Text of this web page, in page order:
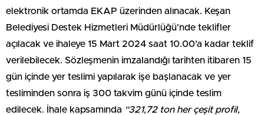
elektronik ortamda EKAP üzerinden alınacak. Keşan
Belediyesi Destek Hizmetleri Müdürlüğü’nde teklifler
açılacak ve ihaleye 15 Mart 2024 saat 10.00’a kadar teklif
verilebilecek. Sözleşmenin imzalandığı tarihten itibaren 15
gün içinde yer teslimi yapılarak işe başlanacak ve yer
tesliminden sonra iş 300 takvim günü içinde teslim
edilecek. İhale kapsamında “321,72 ton her çeşit profil,